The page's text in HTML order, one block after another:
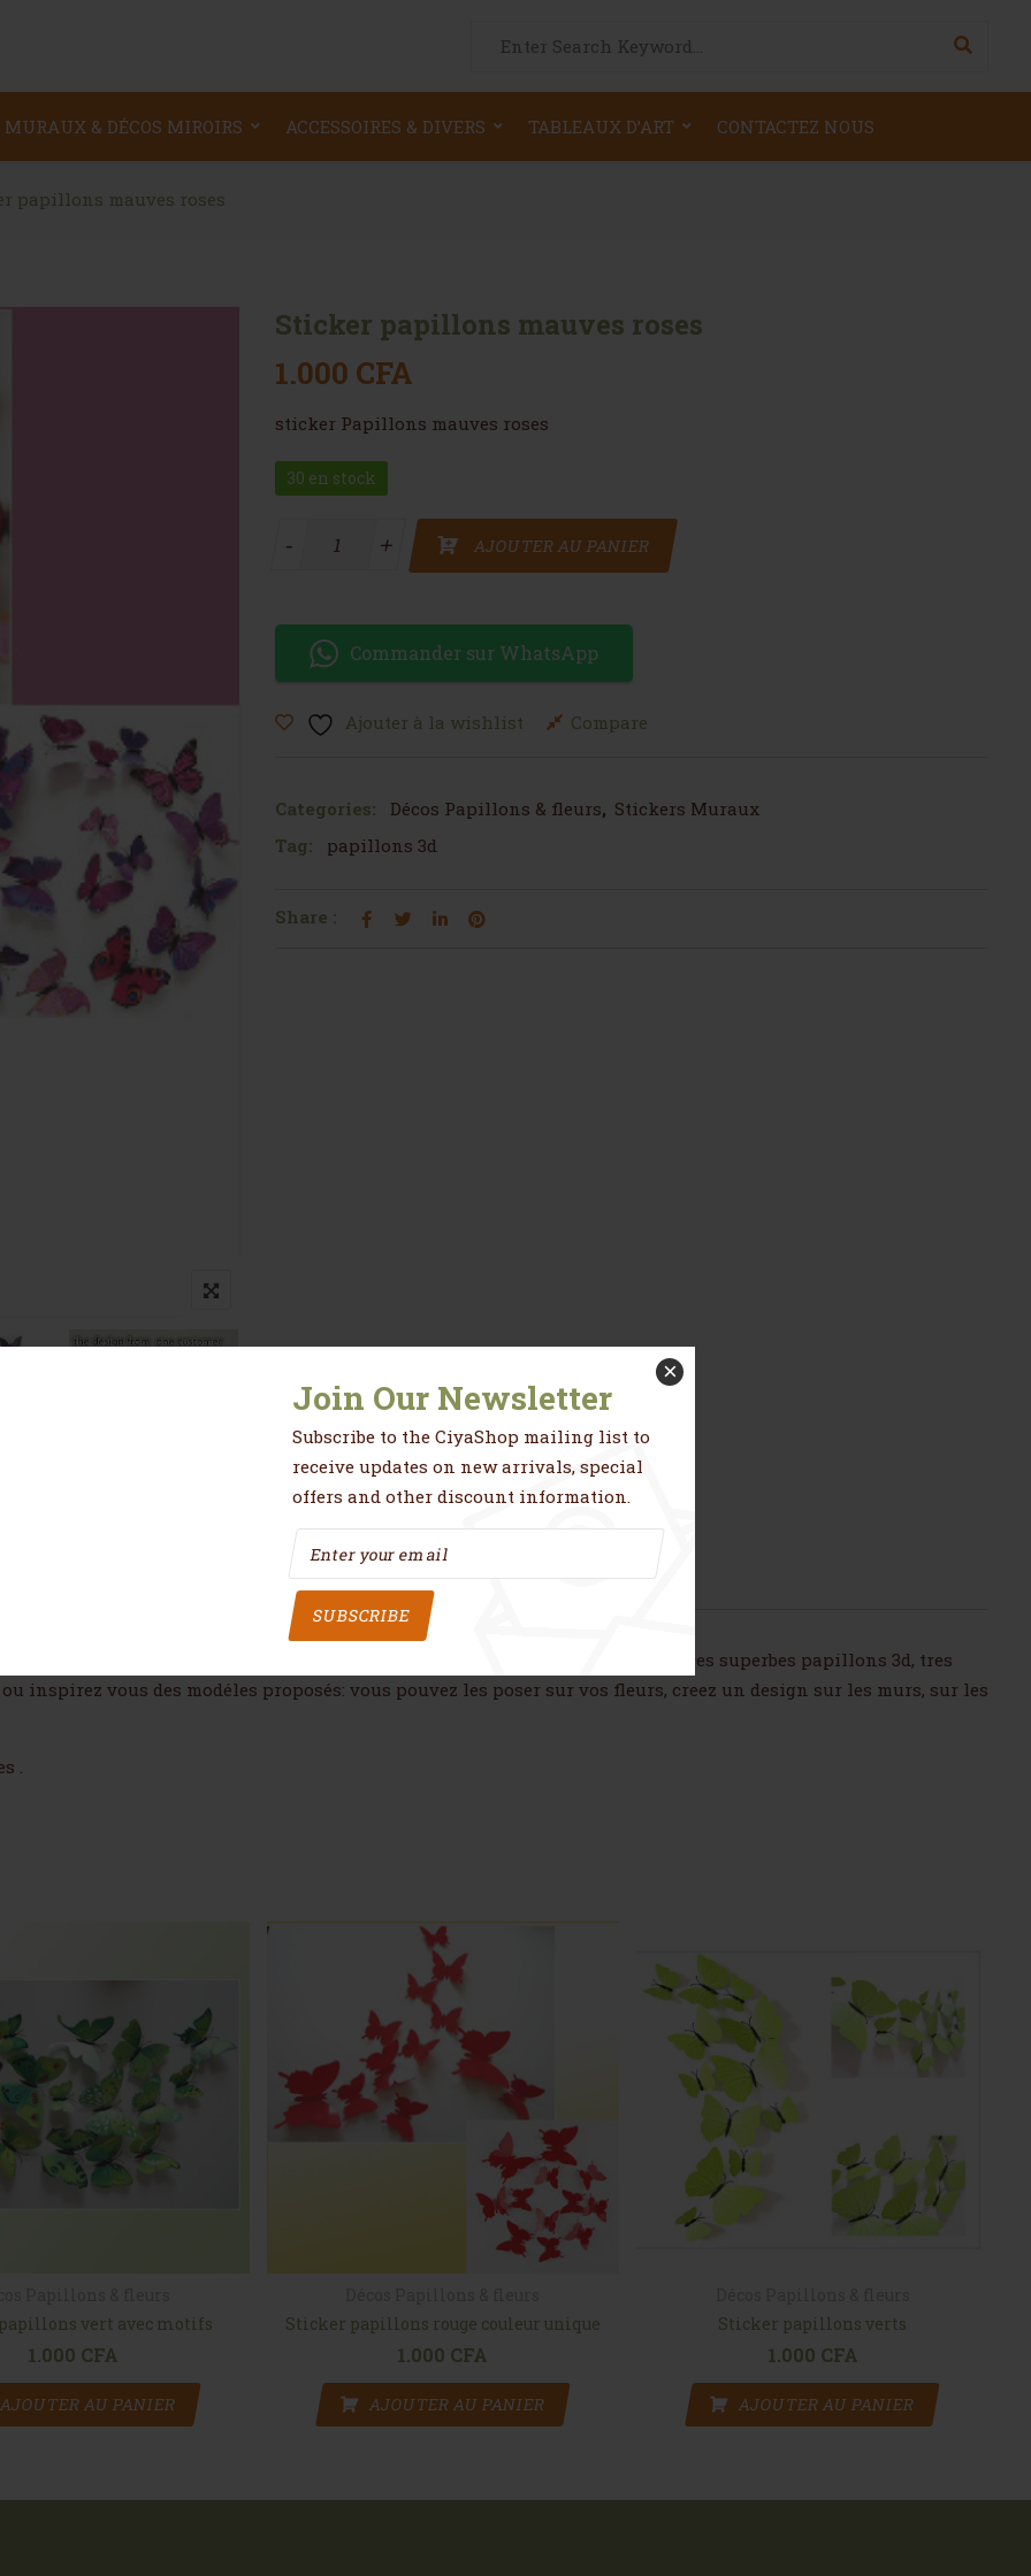
Join Our Newsletter
Subscribe to the CiyaShop mailing list to
receive updates on new arrivals, special
offers and other discount information.
SUBSCRIBE
×
MURAUX & DÉCOS MIROIRS ACCESSOIRES & DIVERS TABLEAUX D’ART CONTACTEZ NOUS
papillons mauves roses
Sticker papillons mauves roses
1.000 CFA
sticker Papillons mauves roses
30 en stock
quantité de Sticker papillons mauves roses
+
- AJOUTER AU PANIER
Commander sur WhatsApp
Ajouter à la wishlist Compare
Categories: Décos Papillons & fleurs, Stickers Muraux
Tag:
papillons 3d
Share :
qui égayeront à coup sûr votre intérieur; Décorez votre intérieur avec ces superbes papillons 3d, tres
inspirez vous des modéles proposés: vous pouvez les poser sur vos fleurs, creez un design sur les murs, sur les
.
vert avec motifs
1.000 CFA
AJOUTER AU PANIER
Sticker papillons rouge couleur unique
1.000 CFA
AJOUTER AU PANIER
Sticker papillons verts
1.000 CFA
AJOUTER AU PANIER